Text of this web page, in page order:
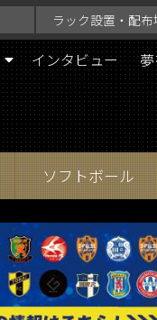
ラック設置・配布
インタビュー
ソフトボール